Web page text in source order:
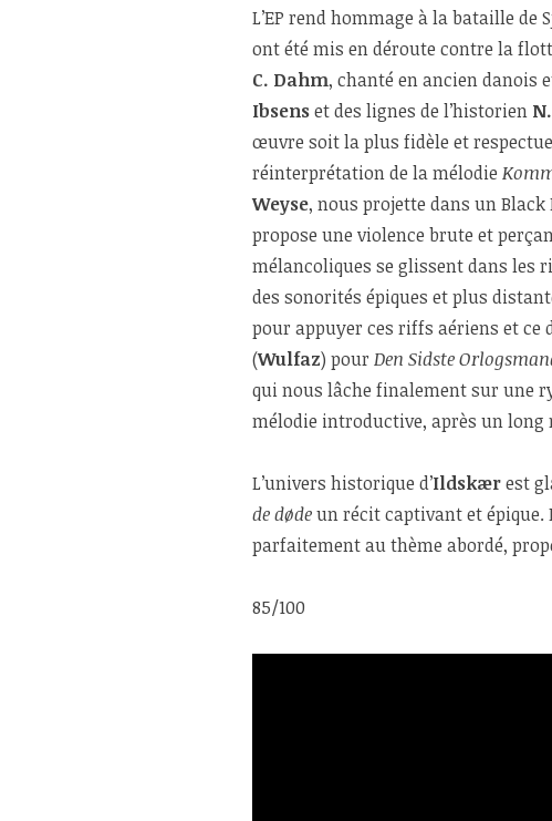
L’EP rend hommage à la bataille de
ont été mis en déroute contre la
C. Dahm, chanté en ancien danois
Ibsenset des lignes de l’historien
œuvre soit la plus fidèle et
réinterprétation de la mélodie
Weyse, nous projette dans un
propose une violence brute et
mélancoliques se glissent dans les
des sonorités épiques et plus
pour appuyer ces riffs aériens et ce
(Wulfaz) pour Den Sidste
qui nous lâche finalement sur une
mélodie introductive, après un long
L’univers historique d’Ildskærest
de dødeun récit captivant et épique.
parfaitement au thème abordé,
85/100